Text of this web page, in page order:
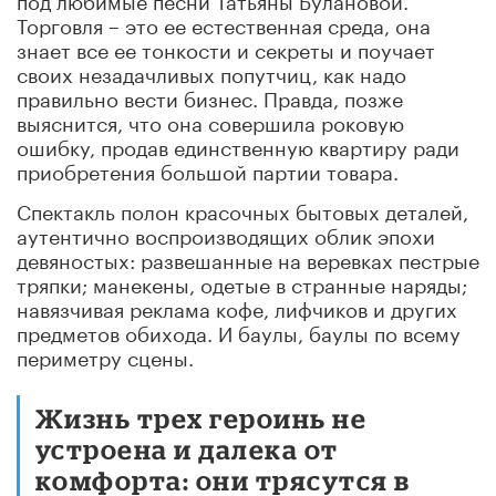
Торговля – это ее естественная среда, она
знает все ее тонкости и секреты и поучает
своих незадачливых попутчиц, как надо
правильно вести бизнес. Правда, позже
выяснится, что она совершила роковую
ошибку, продав единственную квартиру ради
приобретения большой партии товара.
Спектакль полон красочных бытовых деталей,
аутентично воспроизводящих облик эпохи
девяностых: развешанные на веревках пестрые
тряпки; манекены, одетые в странные наряды;
навязчивая реклама кофе, лифчиков и других
предметов обихода. И баулы, баулы по всему
периметру сцены.
Жизнь трех героинь не
устроена и далека от
комфорта: они трясутся в